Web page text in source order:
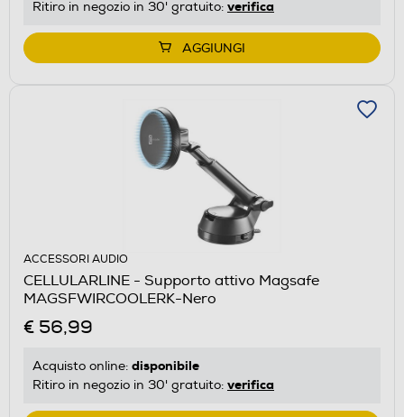
Ritiro in negozio in 30' gratuito: verifica
AGGIUNGI
ACCESSORI AUDIO
CELLULARLINE - Supporto attivo Magsafe
MAGSFWIRCOOLERK-Nero
€ 56,99
Acquisto online: disponibile
Ritiro in negozio in 30' gratuito: verifica